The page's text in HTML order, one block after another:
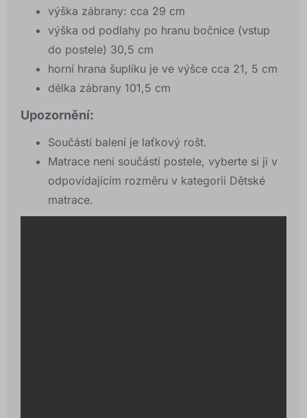
výška zábrany: cca 29 cm
výška od podlahy po hranu bočnice (vstup
do postele) 30,5 cm
horní hrana šuplíku je ve výšce cca 21, 5 cm
délka zábrany 101,5 cm
Upozornění:
Součástí balení je laťkový rošt.
Matrace není součástí postele, vyberte si ji v
odpovídajícím rozměru v kategorii Dětské
matrace.